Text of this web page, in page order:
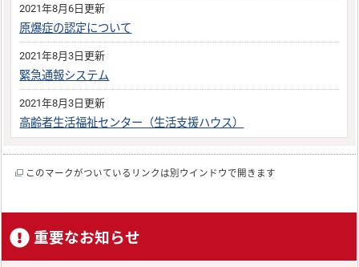
2021年8月6日更新
原爆症の認定について
2021年8月3日更新
緊急通報システム
2021年8月3日更新
高齢者生活福祉センター（生活支援ハウス）
このマークがついているリンクは別ウインドウで開きます
重要なお知らせ